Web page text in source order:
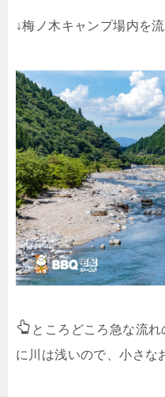
↓梅ノ木キャンプ場内を
ところどころ急な流
に川は浅いので、小さな